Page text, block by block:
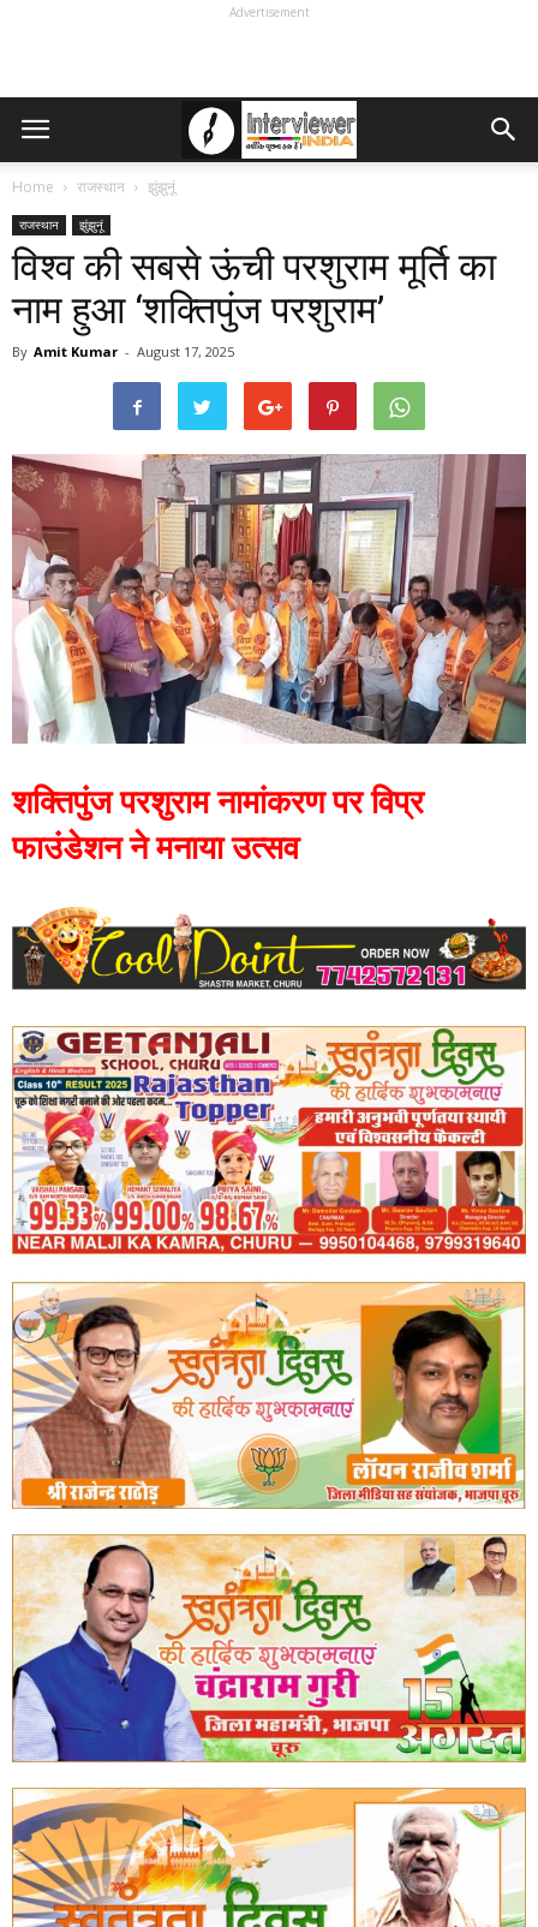
Advertisement
Home राजस्थान झुंझुनूं
राजस्थान झुंझुनूं
विश्व की सबसे ऊंची परशुराम मूर्ति का
नाम हुआ ‘शक्तिपुंज परशुराम’
By Amit Kumar - August 17, 2025
शक्तिपुंज परशुराम नामांकरण पर विप्र
फाउंडेशन ने मनाया उत्सव